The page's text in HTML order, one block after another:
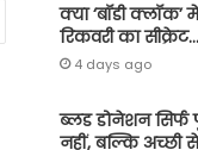
क्या ‘बॉडी क्लॉक’
रिकवरी का सीक्रेट…
4 days ago
ब्लड डोनेशन सिर्फ
नहीं, बल्कि अच्छी